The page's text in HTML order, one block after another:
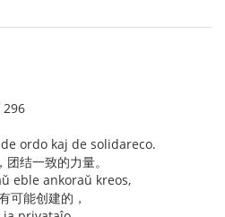
296
ordo kaj de solidareco.
结一致的力量。
eble ankoraŭ kreos,
可能创建的，